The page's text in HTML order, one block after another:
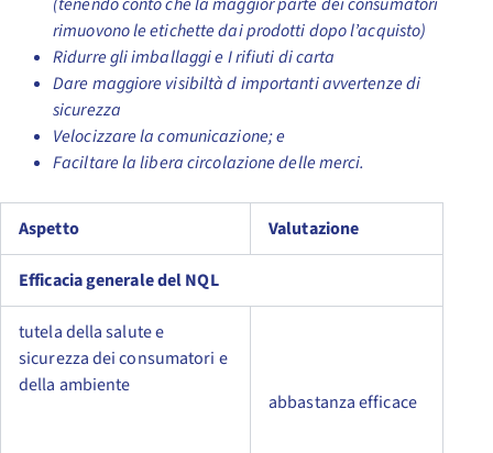
rimuovono le etichette dai prodotti dopo l’acquisto)
Ridurre gli imballaggi e I rifiuti di carta
Dare maggiore visibiltà d importanti avvertenze di
sicurezza
Velocizzare la comunicazione; e
Faciltare la libera circolazione delle merci.
Aspetto Valutazione
Efficacia generale del NQL
tutela della salute e
sicurezza dei consumatori e
della ambiente
abbastanza efficace